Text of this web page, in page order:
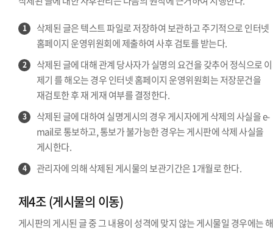
1
삭제된 글은 텍스트 파일로 저장하여 보관하고 주기적으로 인터넷
홈페이지 운영위원회에 제출하여 사후 검토를 받는다.
2
삭제된 글에 대해 관계 당사자가 실명의 요건을 갖추어 정식으로
제기 를 해오는 경우 인터넷 홈페이지 운영위원회는 저장문건을
재검토한 후 재 게재 여부를 결정한다.
3
삭제된 글에 대하여 실명게시의 경우 게시자에게 삭제의 사실을 e-
mail로 통보하고, 통보가 불가능한 경우는 게시판에 삭제 사실을
게시한다.
4 관리자에 의해 삭제된 게시물의 보관기간은 1개월로 한다.
제4조 (게시물의 이동)
게시판의 게시된 글 중 그 내용이 성격에 맞지 않는 게시물일 경우에는